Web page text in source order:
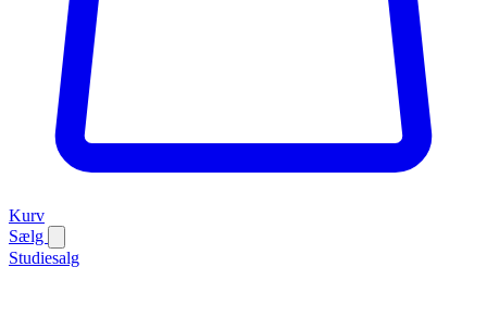
Kurv
Sælg
Studiesalg